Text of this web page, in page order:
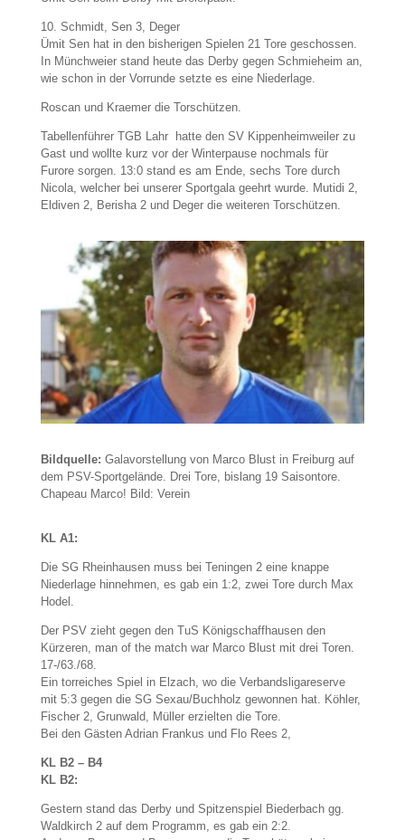
10. Schmidt, Sen 3, Deger
Ümit Sen hat in den bisherigen Spielen 21 Tore geschossen.
In Münchweier stand heute das Derby gegen Schmieheim an,
wie schon in der Vorrunde setzte es eine Niederlage.
Roscan und Kraemer die Torschützen.
Tabellenführer TGB Lahr hatte den SV Kippenheimweiler zu
Gast und wollte kurz vor der Winterpause nochmals für
Furore sorgen. 13:0 stand es am Ende, sechs Tore durch
Nicola, welcher bei unserer Sportgala geehrt wurde. Mutidi 2,
Eldiven 2, Berisha 2 und Deger die weiteren Torschützen.
Bildquelle: Galavorstellung von Marco Blust in Freiburg auf
dem PSV-Sportgelände. Drei Tore, bislang 19 Saisontore.
Chapeau Marco! Bild: Verein
KL A1:
Die SG Rheinhausen muss bei Teningen 2 eine knappe
Niederlage hinnehmen, es gab ein 1:2, zwei Tore durch Max
Hodel.
Der PSV zieht gegen den TuS Königschaffhausen den
Kürzeren, man of the match war Marco Blust mit drei Toren.
17-/63./68.
Ein torreiches Spiel in Elzach, wo die Verbandsligareserve
mit 5:3 gegen die SG Sexau/Buchholz gewonnen hat. Köhler,
Fischer 2, Grunwald, Müller erzielten die Tore.
Bei den Gästen Adrian Frankus und Flo Rees 2,
KL B2 – B4
KL B2:
Gestern stand das Derby und Spitzenspiel Biederbach gg.
Waldkirch 2 auf dem Programm, es gab ein 2:2.